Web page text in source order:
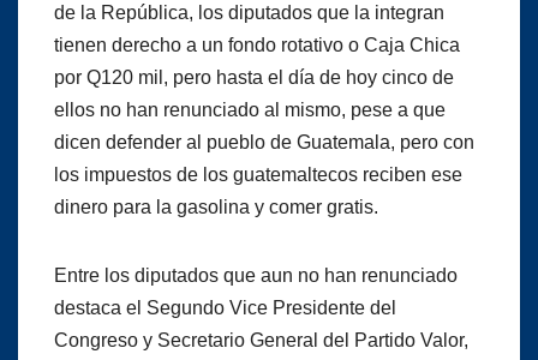
de la República, los diputados que la integran
tienen derecho a un fondo rotativo o Caja Chica
por Q120 mil, pero hasta el día de hoy cinco de
ellos no han renunciado al mismo, pese a que
dicen defender al pueblo de Guatemala, pero con
los impuestos de los guatemaltecos reciben ese
dinero para la gasolina y comer gratis.
Entre los diputados que aun no han renunciado
destaca el Segundo Vice Presidente del
Congreso y Secretario General del Partido Valor,